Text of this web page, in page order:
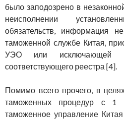
было заподозрено в
неисполнении
обязательств, информация
таможенной службе Китая,
УЭО или исключающей
соответствующего реестра [4].
Помимо всего прочего, в
таможенных процедур с 1
таможенное управление